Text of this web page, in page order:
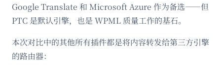
Google Translate 和 Microsoft Azure 作为备选——但
PTC 是默认引擎，也是 WPML 质量工作的基石。
本次对比中的其他所有插件都是将内容转发给第三方引擎
的路由器：